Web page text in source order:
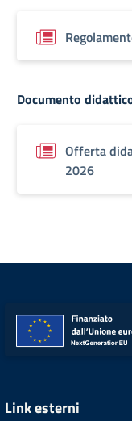
Documento
Offerta
2026
Link esterni